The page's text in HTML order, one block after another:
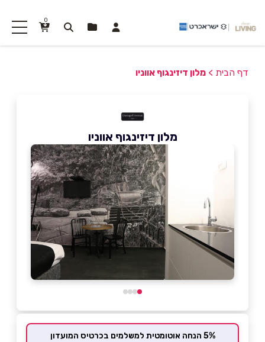
0
דף הבית > מלון דיזינגוף אווניו
מלון דיזינגוף אווניו
5% הנחה אוטומטית למשלמים בכרטיס המועדון